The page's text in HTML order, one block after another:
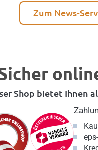
Zum News-
Shop bietet Ihnen